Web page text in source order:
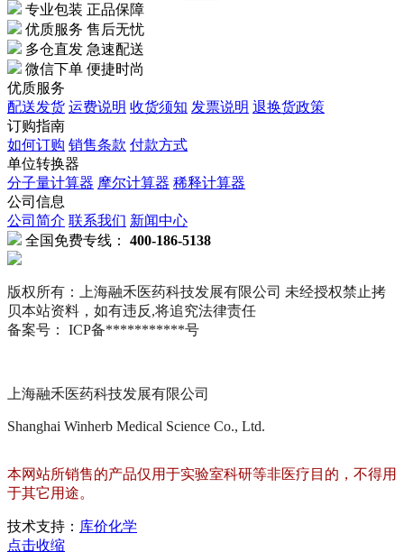
专业包装 正品保障
优质服务 售后无忧
多仓直发 急速配送
微信下单 便捷时尚
优质服务
配送发货 运费说明 收货须知 发票说明 退换货政策
订购指南
如何订购 销售条款 付款方式
单位转换器
分子量计算器 摩尔计算器 稀释计算器
公司信息
公司简介 联系我们 新闻中心
全国免费专线： 400-186-5138
版权所有：上海融禾医药科技发展有限公司 未经授权禁止拷
贝本站资料，如有违反,将追究法律责任
备案号： ICP备***********号
上海融禾医药科技发展有限公司
Shanghai Winherb Medical Science Co., Ltd.
本网站所销售的产品仅用于实验室科研等非医疗目的，不得用
于其它用途。
技术支持： 库价化学
点击收缩